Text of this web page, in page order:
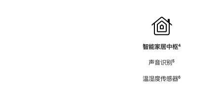
智能家居中枢脚
⁴
声音识别脚
⁵
温湿度传感器脚
⁶